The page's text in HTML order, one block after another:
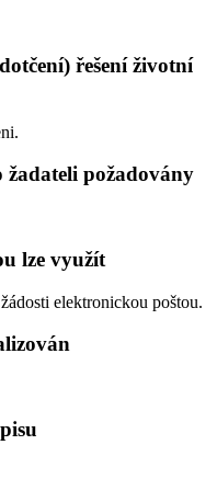
řešení životní
žadateli požadovány
lze využít
elektronickou poštou.